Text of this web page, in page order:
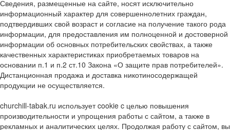
Сведения, размещенные на сайте, носят исключительно
информационный характер для совершеннолетних граждан,
подтвердивших свой возраст и согласие на получение такого рода
информации, для предоставления им полноценной и достоверной
информации об основных потребительских свойствах, а также
качественных характеристиках приобретаемых товаров на
основании п.1 и п.2 ст.10 Закона «О защите прав потребителей».
Дистанционная продажа и доставка никотиносодержащей
продукции не осуществляется.
churchill-tabak.ru использует cookie c целью повышения
производительности и упрощения работы с сайтом, а также в
рекламных и аналитических целях. Продолжая работу с сайтом, вы